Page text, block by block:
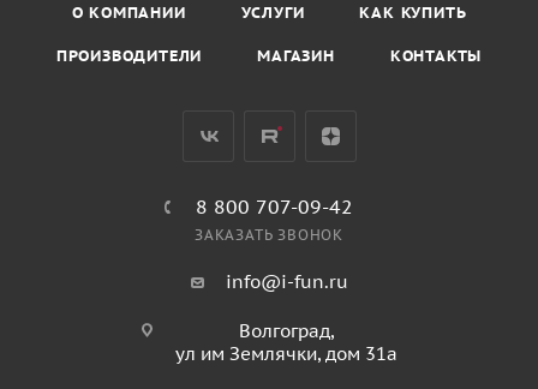
О КОМПАНИИ УСЛУГИ КАК КУПИТЬ
ПРОИЗВОДИТЕЛИ МАГАЗИН КОНТАКТЫ
8 800 707-09-42
ЗАКАЗАТЬ ЗВОНОК
info@i-fun.ru
Волгоград,
ул им Землячки, дом 31а